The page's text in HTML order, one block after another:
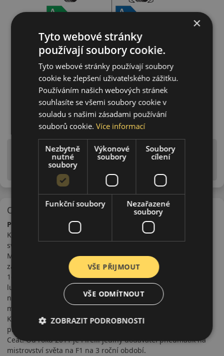
O značce
Pirelli
Koncern Pirelli je pátým největším výrobcem pneumatik na
světě. Je to jedna ze světově nejznámějších italských značek.
Má širokou distribuci pneumatik vyrobených v 24 výrobních
závodech v 12 zemích a má obchodní zastoupení ve více než
160 zemích světa. Pneumatiky jsou určeny hlavně pro
luxusnější auta se sportovnějším charakterem, ale
nezapomíná ani na lehká nákladní vozidla (commercial),
motocykly, kamiony, autobusy, zemědělské a stavební stroje.
Koncern je známý nejširším portfoliem pneumatik pod
prémiovou značkou Pirelli. Kromě toho má i levnější značku
Ceat. Od roku 2011 je Pirelli jediný dodavatel pneumatik na
mistrovství světa na F1 na 3 roční období.
Upozornění! Hodnoty na štítku jsou pouze
informativního charakteru. Mohou být dodány pneumatiky
is EU štítky ve smyslu dosud platné (předchozí) legislativy.
×
Tyto webové stránky
používají soubory cookie.
Tyto webové stránky používají soubory
cookie ke zlepšení uživatelského zážitku.
Používáním našich webových stránek
souhlasíte se všemi soubory cookie v
souladu s našimi zásadami používání
souborů cookie.Více informací
Nezbytně
nutné
soubory
Výkonové
soubory
Soubory
cílení
Funkční soubory
Nezařazené
soubory
VŠE PŘIJMOUT
VŠE ODMÍTNOUT
ZOBRAZIT PODROBNOSTI